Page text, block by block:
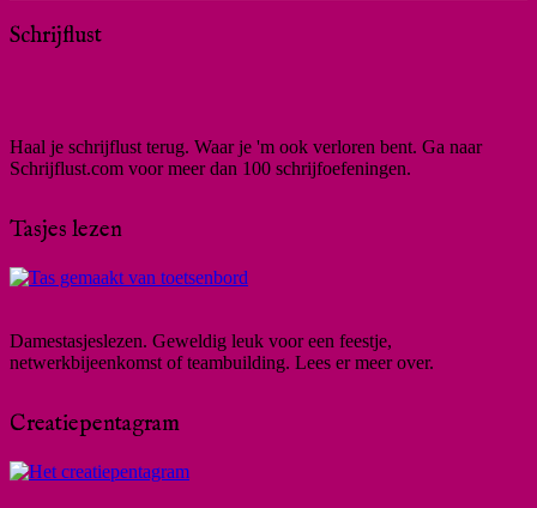
Schrijflust
Haal je schrijflust terug. Waar je 'm ook verloren bent. Ga naar
Schrijflust.com voor meer dan 100 schrijfoefeningen.
Tasjes lezen
Damestasjeslezen. Geweldig leuk voor een feestje,
netwerkbijeenkomst of teambuilding. Lees er meer over.
Creatiepentagram